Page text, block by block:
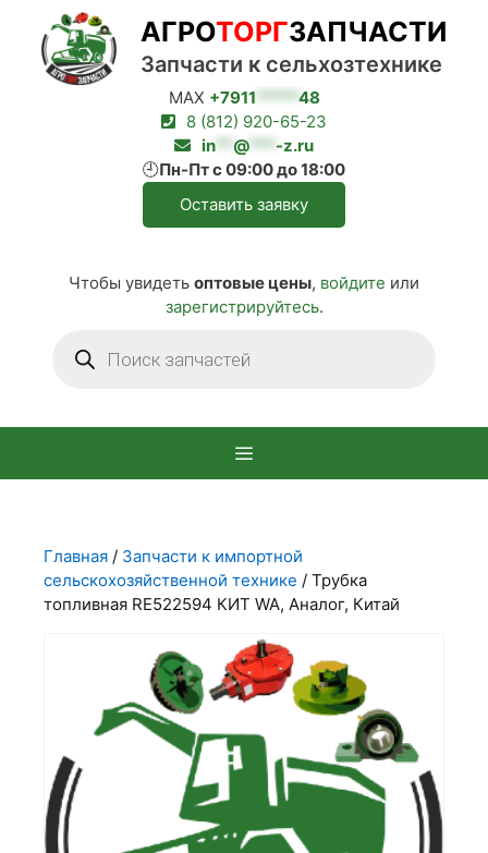
Перейти
содержимому
MAX +7911 ***** 48
8 (812) 920-65-23
in
@ *** -z.ru
🕘Пн-Пт с 09:00 до 18:00
Оставить заявку
Чтобы увидеть оптовые цены, войдите или
зарегистрируйтесь.
товаров
АГРОТОРГЗАПЧАСТИ
Запчасти к сельхозтехнике
Главная / Запчасти к импортной
сельскохозяйственной технике / Трубка
топливная RE522594 КИТ WA, Аналог, Китай